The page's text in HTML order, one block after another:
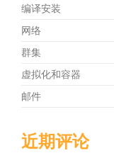
编译安装
网络
群集
虚拟化和容器
邮件
近期评论